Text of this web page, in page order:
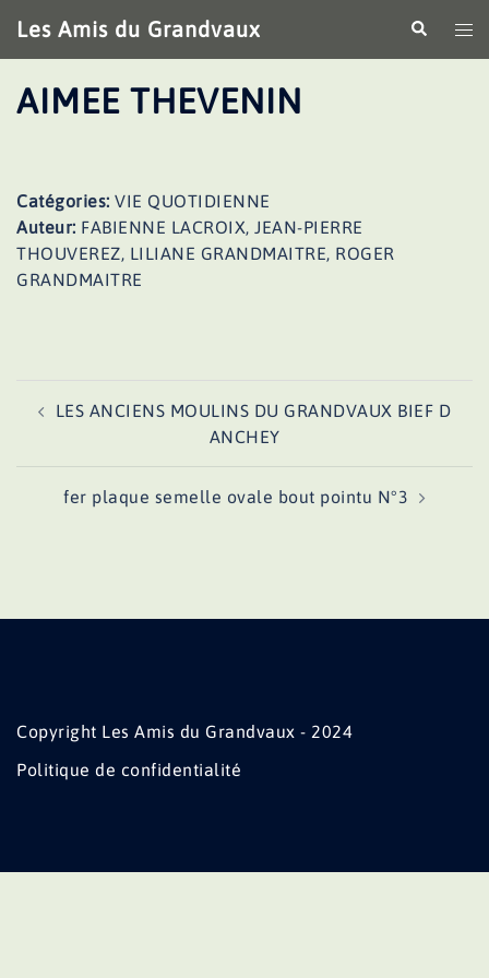
au
contenu
Les Amis du Grandvaux
le
AIMEE THEVENIN
Catégories: VIE QUOTIDIENNE
Auteur: FABIENNE LACROIX, JEAN-PIERRE
THOUVEREZ, LILIANE GRANDMAITRE, ROGER
GRANDMAITRE
d’article
LES ANCIENS MOULINS DU GRANDVAUX BIEF D
ANCHEY
fer plaque semelle ovale bout pointu N°3
Copyright Les Amis du Grandvaux - 2024
Politique de confidentialité